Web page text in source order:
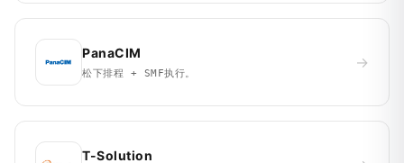
PanaCIM
松下排程 + SMF执行。
→
T-Solution